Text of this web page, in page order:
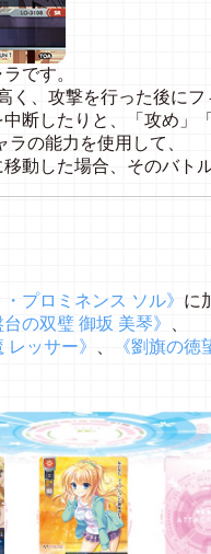
です。
く、攻撃を行った後に
断したりと、「攻め」
の能力を使用して、
動した場合、そのバト
・プロミネンス ソル》 に
台の双璧 御坂 美琴》
ッサー》
《劉旗の